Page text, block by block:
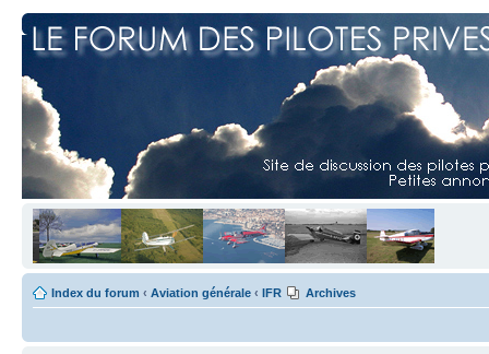
Index du forum ‹ Aviation générale ‹ IFR Archives